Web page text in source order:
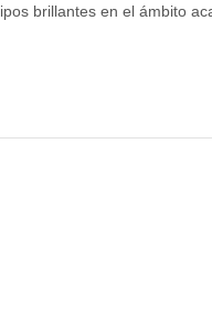
brillantes en el ámbito